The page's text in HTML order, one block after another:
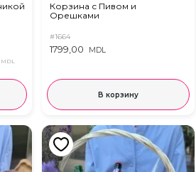
MDL
Корзина с Пивом и
Орешками
#1664
1799,00 MDL
В корзину